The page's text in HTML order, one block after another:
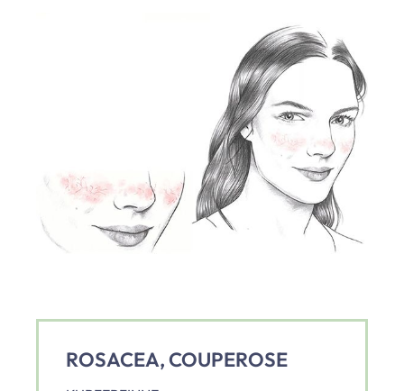
ROSACEA, COUPEROSE